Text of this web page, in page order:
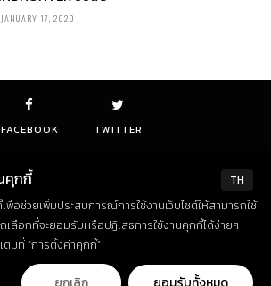
JANUARY 17, 2020
FACEBOOK TWITTER
2018. All Rights Reserved
TH
คุกกี้
เพื่อช่วยเพิ่มประสบการณ์การใช้งานเว็บไซต์ให้สามารถใช้
ลือกที่จะยอมรับหรือปฏิเสธการใช้งานคุกกี้ได้ง่ายๆ
ติมที่ “การตั้งค่าคุกกี้”